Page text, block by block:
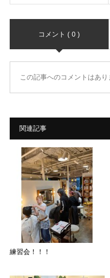
コメント ( 0 )
この記事へのコメントはあり
関連記事
練習会！！！